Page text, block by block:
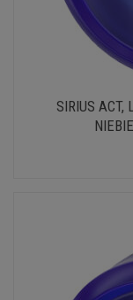
SIRIUS